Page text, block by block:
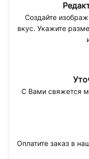
Создайте
вкус. Укажите
С Вами свяжется
Оплатите заказ в